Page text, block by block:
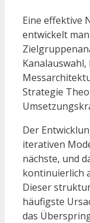
Eine effektive
entwickelt
Strategie
Der
iterativen
nächste, und
kontinuierlich
Dieser
häufigste
das